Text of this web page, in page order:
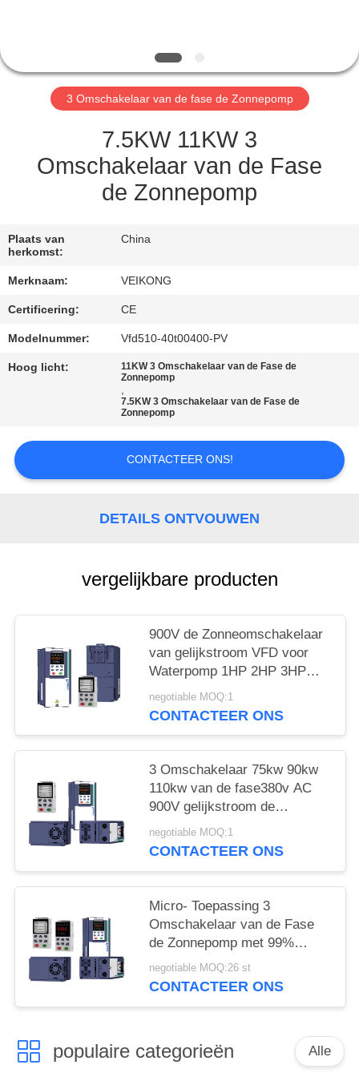
CONTACT
OM
EEN
CITAAT
SITEMAP
PRIVACYBELEID
3 Omschakelaar van de fase de Zonnepomp
7.5KW 11KW 3
Omschakelaar van de Fase
de Zonnepomp
Plaats van
herkomst:
China
Merknaam: VEIKONG
Certificering: CE
Modelnummer: Vfd510-40t00400-PV
Hoog licht:
11KW 3 Omschakelaar van de Fase de
Zonnepomp
,
7.5KW 3 Omschakelaar van de Fase de
Zonnepomp
CONTACTEER ONS!
DETAILS ONTVOUWEN
vergelijkbare producten
900V de Zonneomschakelaar
van gelijkstroom VFD voor
Waterpomp 1HP 2HP 3HP
5HP 7.5HP 10HP
negotiable MOQ:1
CONTACTEER ONS
3 Omschakelaar 75kw 90kw
110kw van de fase380v AC
900V gelijkstroom de
Zonnepomp met MPPT
negotiable MOQ:1
CONTACTEER ONS
Micro- Toepassing 3
Omschakelaar van de Fase
de Zonnepomp met 99%
Efficiënte MPPT en GPRS
negotiable MOQ:26 st
CONTACTEER ONS
populaire categorieën Alle